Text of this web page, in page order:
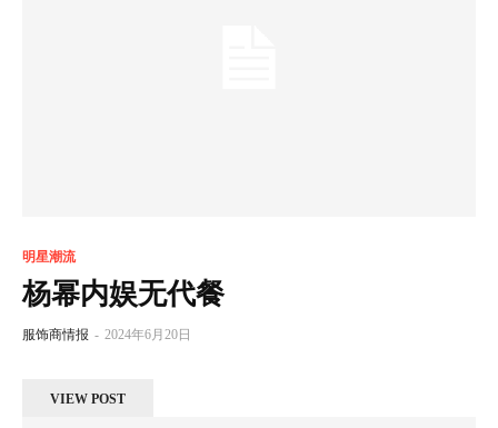
明星潮流
杨幂内娱无代餐
服饰商情报 - 2024年6月20日
VIEW POST